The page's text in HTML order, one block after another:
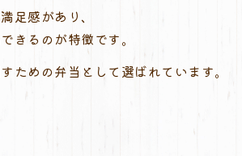
足感があり、
きるのが特徴です。
ための弁当として選ばれています。